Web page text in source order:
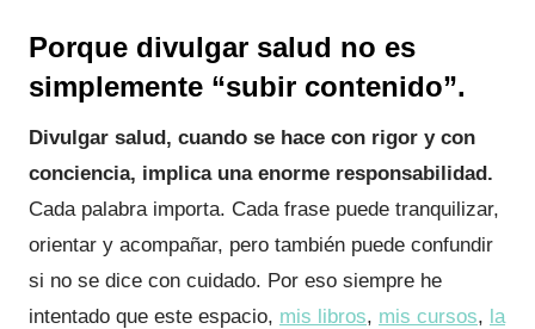
Porque divulgar salud no es
simplemente “subir contenido”.
Divulgar salud, cuando se hace con rigor y con
conciencia, implica una enorme responsabilidad.
Cada palabra importa. Cada frase puede tranquilizar,
orientar y acompañar, pero también puede confundir
si no se dice con cuidado. Por eso siempre he
intentado que este espacio, mis libros, mis cursos, la